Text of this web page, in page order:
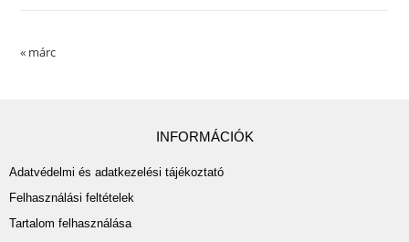
« márc
INFORMÁCIÓK
Adatvédelmi és adatkezelési tájékoztató
Felhasználási feltételek
Tartalom felhasználása